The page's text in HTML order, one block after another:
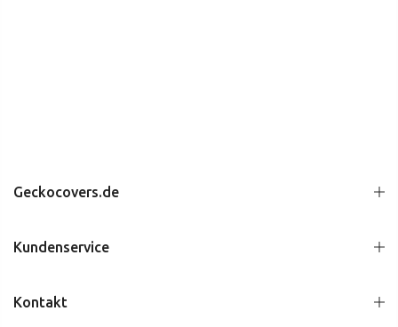
Geckocovers.de
Kundenservice
Kontakt